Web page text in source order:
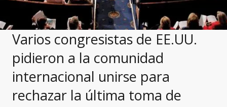
Varios congresistas de EE.UU.
pidieron a la comunidad
internacional unirse para
rechazar la última toma de